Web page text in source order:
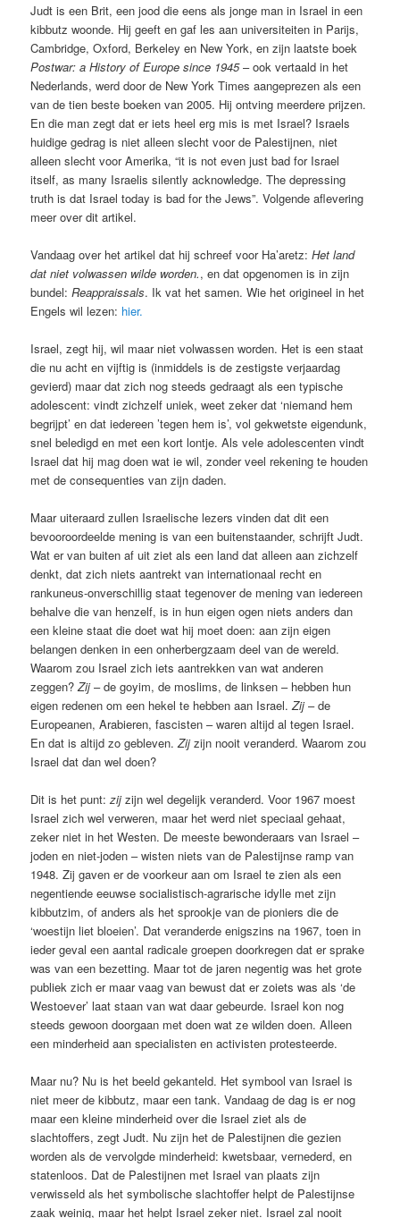
Judt is een Brit, een jood die eens als jonge man in Israel in een
kibbutz woonde. Hij geeft en gaf les aan universiteiten in Parijs,
Cambridge, Oxford, Berkeley en New York, en zijn laatste boek
Postwar: a History of Europe since 1945– ook vertaald in het
Nederlands, werd door de New York Times aangeprezen als een
van de tien beste boeken van 2005. Hij ontving meerdere prijzen.
En die man zegt dat er iets heel erg mis is met Israel? Israels
huidige gedrag is niet alleen slecht voor de Palestijnen, niet
alleen slecht voor Amerika, “it is not even just bad for Israel
itself, as many Israelis silently acknowledge. The depressing
truth is dat Israel today is bad for the Jews”. Volgende aflevering
meer over dit artikel.
Vandaag over het artikel dat hij schreef voor Ha’aretz:Het land
dat niet volwassen wilde worden., en dat opgenomen is in zijn
bundel:Reappraissals. Ik vat het samen. Wie het origineel in het
Engels wil lezen: hier.
Israel, zegt hij, wil maar niet volwassen worden. Het is een staat
die nu acht en vijftig is (inmiddels is de zestigste verjaardag
gevierd) maar dat zich nog steeds gedraagt als een typische
adolescent: vindt zichzelf uniek, weet zeker dat ‘niemand hem
begrijpt’ en dat iedereen ’tegen hem is’, vol gekwetste eigendunk,
snel beledigd en met een kort lontje. Als vele adolescenten vindt
Israel dat hij mag doen wat ie wil, zonder veel rekening te houden
met de consequenties van zijn daden.
Maar uiteraard zullen Israelische lezers vinden dat dit een
bevooroordeelde mening is van een buitenstaander, schrijft Judt.
Wat er van buiten af uit ziet als een land dat alleen aan zichzelf
denkt, dat zich niets aantrekt van internationaal recht en
rankuneus-onverschillig staat tegenover de mening van iedereen
behalve die van henzelf, is in hun eigen ogen niets anders dan
een kleine staat die doet wat hij moet doen: aan zijn eigen
belangen denken in een onherbergzaam deel van de wereld.
Waarom zou Israel zich iets aantrekken van wat anderen
zeggen?Zij– de goyim, de moslims, de linksen – hebben hun
eigen redenen om een hekel te hebben aan Israel.Zij– de
Europeanen, Arabieren, fascisten – waren altijd al tegen Israel.
En dat is altijd zo gebleven.Zijzijn nooit veranderd. Waarom zou
Israel dat dan wel doen?
Dit is het punt:zijzijn wel degelijk veranderd. Voor 1967 moest
Israel zich wel verweren, maar het werd niet speciaal gehaat,
zeker niet in het Westen. De meeste bewonderaars van Israel –
joden en niet-joden – wisten niets van de Palestijnse ramp van
1948. Zij gaven er de voorkeur aan om Israel te zien als een
negentiende eeuwse socialistisch-agrarische idylle met zijn
kibbutzim, of anders als het sprookje van de pioniers die de
‘woestijn liet bloeien’. Dat veranderde enigszins na 1967, toen in
ieder geval een aantal radicale groepen doorkregen dat er sprake
was van een bezetting. Maar tot de jaren negentig was het grote
publiek zich er maar vaag van bewust dat er zoiets was als ‘de
Westoever’ laat staan van wat daar gebeurde. Israel kon nog
steeds gewoon doorgaan met doen wat ze wilden doen. Alleen
een minderheid aan specialisten en activisten protesteerde.
Maar nu? Nu is het beeld gekanteld. Het symbool van Israel is
niet meer de kibbutz, maar een tank. Vandaag de dag is er nog
maar een kleine minderheid over die Israel ziet als de
slachtoffers, zegt Judt. Nu zijn het de Palestijnen die gezien
worden als de vervolgde minderheid: kwetsbaar, vernederd, en
statenloos. Dat de Palestijnen met Israel van plaats zijn
verwisseld als het symbolische slachtoffer helpt de Palestijnse
zaak weinig, maar het helpt Israel zeker niet. Israel zal nooit